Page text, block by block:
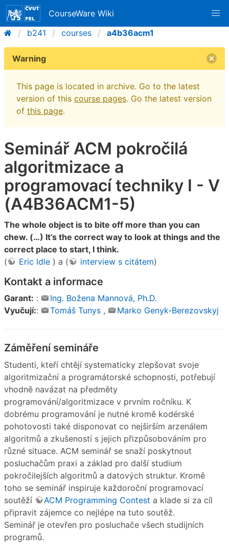
CourseWare Wiki
b241
courses a4b36acm1
Warning
This page is located in archive. Go to the latest
version of this course pages. Go the latest version
of this page.
Seminář ACM pokročilá
algoritmizace a
programovací techniky I - V
(A4B36ACM1-5)
The whole object is to bite off more than you can
chew. (…) It’s the correct way to look at things and the
correct place to start, I think.
(
Eric Idle ) a ( interview s citátem)
Kontakt a informace
Garant: :
Ing. Božena Mannová, Ph.D.
Vyučují:: Tomáš Tunys , Marko Genyk-Berezovskyj
Záměření semináře
Studenti, kteří chtějí systematicky zlepšovat svoje
algoritmizační a programátorské schopnosti, potřebují
vhodně navázat na předměty
programování/algoritmizace v prvním ročníku. K
dobrému programování je nutné kromě kodérské
pohotovosti také disponovat co nejširším arzenálem
algoritmů a zkušeností s jejich přizpůsobováním pro
různé situace. ACM seminář se snaží poskytnout
posluchačům praxi a základ pro další studium
pokročilejších algoritmů a datových struktur. Kromě
toho se seminář inspiruje každoroční programovací
soutěží
ACM Programming Contest a klade si za cíl
připravit zájemce co nejlépe na tuto soutěž.
Seminář je otevřen pro posluchače všech studijních
programů.